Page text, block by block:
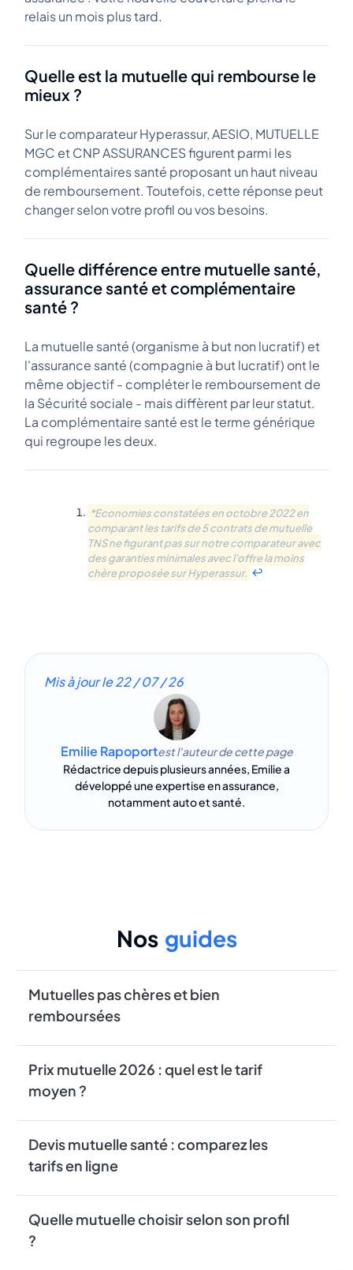
relais un mois plus tard.
Quelle est la mutuelle qui rembourse le
mieux ?
Sur le comparateur Hyperassur, AESIO, MUTUELLE
MGC et CNP ASSURANCES figurent parmi les
complémentaires santé proposant un haut niveau
de remboursement. Toutefois, cette réponse peut
changer selon votre profil ou vos besoins.
Quelle différence entre mutuelle santé,
assurance santé et complémentaire
santé ?
La mutuelle santé (organisme à but non lucratif) et
l'assurance santé (compagnie à but lucratif) ont le
même objectif - compléter le remboursement de
la Sécurité sociale - mais diffèrent par leur statut.
La complémentaire santé est le terme générique
qui regroupe les deux.
*Economies constatées en octobre 2022 en
comparant les tarifs de 5 contrats de mutuelle
TNS ne figurant pas sur notre comparateur avec
des garanties minimales avec l'offre la moins
chère proposée sur Hyperassur. ↩︎
Mis à jour le22 / 07 / 26
Emilie Rapoportest l'auteur de cette page
Rédactrice depuis plusieurs années, Emilie a
développé une expertise en assurance,
notamment auto et santé.
Nos guides
Mutuelles pas chères et bien
remboursées
Prix mutuelle 2026 : quel est le tarif
moyen ?
Devis mutuelle santé : comparez les
tarifs en ligne
Quelle mutuelle choisir selon son profil
?